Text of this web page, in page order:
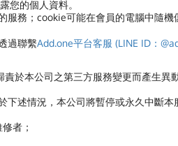
您的個人資料。
務；cookie可能在會員的電腦中隨
過聯繫Add.one平台客服 (LINE ID：
於本公司之第三方服務變更而產生
述情況，本公司將暫停或永久中斷
者；